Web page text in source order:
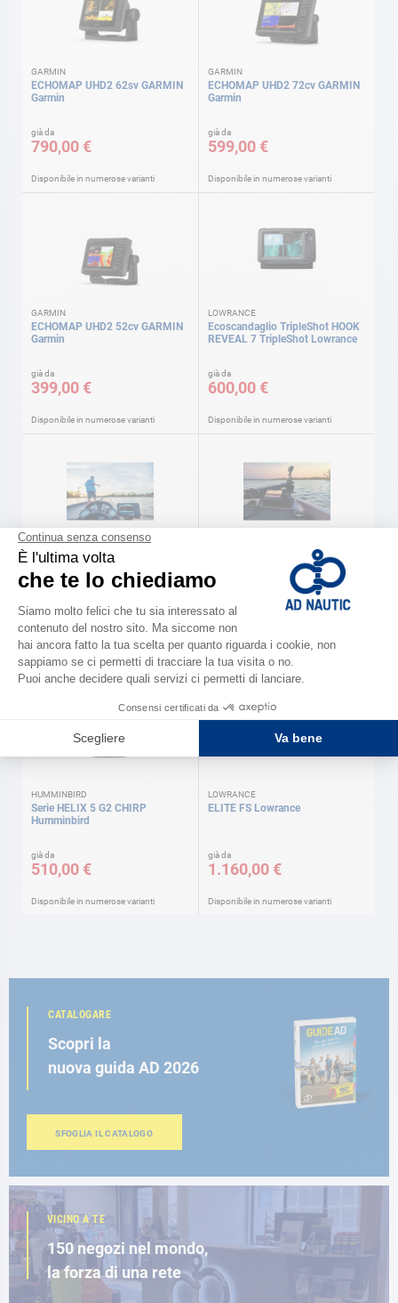
GARMIN
ECHOMAP UHD2 62sv GARMIN
Garmin
già da
790,00 €
Disponibile in numerose varianti
GARMIN
ECHOMAP UHD2 72cv GARMIN
Garmin
già da
599,00 €
Disponibile in numerose varianti
GARMIN
ECHOMAP UHD2 52cv GARMIN
Garmin
già da
399,00 €
Disponibile in numerose varianti
LOWRANCE
Ecoscandaglio TripleShot HOOK
REVEAL 7 TripleShot Lowrance
già da
600,00 €
Disponibile in numerose varianti
LOWRANCE
già da
405,00 €
Disponibile in numerose varianti
ECHOMAP ULTRA Garmin
già da
2.340,00 €
Disponibile in numerose varianti
HUMMINBIRD
Serie HELIX 5 G2 CHIRP
Humminbird
già da
510,00 €
Disponibile in numerose varianti
LOWRANCE
ELITE FS Lowrance
già da
1.160,00 €
Disponibile in numerose varianti
CATALOGARE
Scopri la
nuova guida AD 2026
SFOGLIA IL CATALOGO
VICINO A TE
150 negozi nel mondo,
la forza di una rete